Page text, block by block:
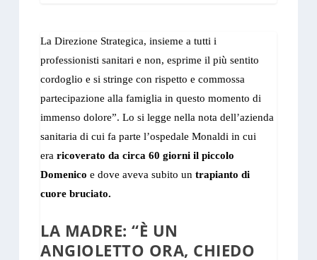
La Direzione Strategica, insieme a tutti i
professionisti sanitari e non, esprime il più sentito
cordoglio e si stringe con rispetto e commossa
partecipazione alla famiglia in questo momento di
immenso dolore”. Lo si legge nella nota dell’azienda
sanitaria di cui fa parte l’ospedale Monaldi in cui
eraricoverato da circa 60 giorni il piccolo
Domenicoe dove aveva subito un trapianto di
cuore bruciato.
LA MADRE: “È UN
ANGIOLETTO ORA, CHIEDO